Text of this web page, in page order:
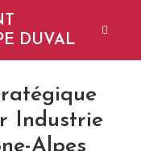
DUVAL
Industrie
Alpes